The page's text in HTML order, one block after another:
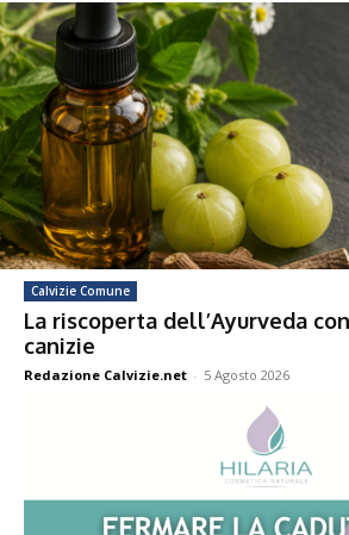
Calvizie Comune
La riscoperta dell’Ayurveda
canizie
Redazione Calvizie.net - 5 Agosto 2026